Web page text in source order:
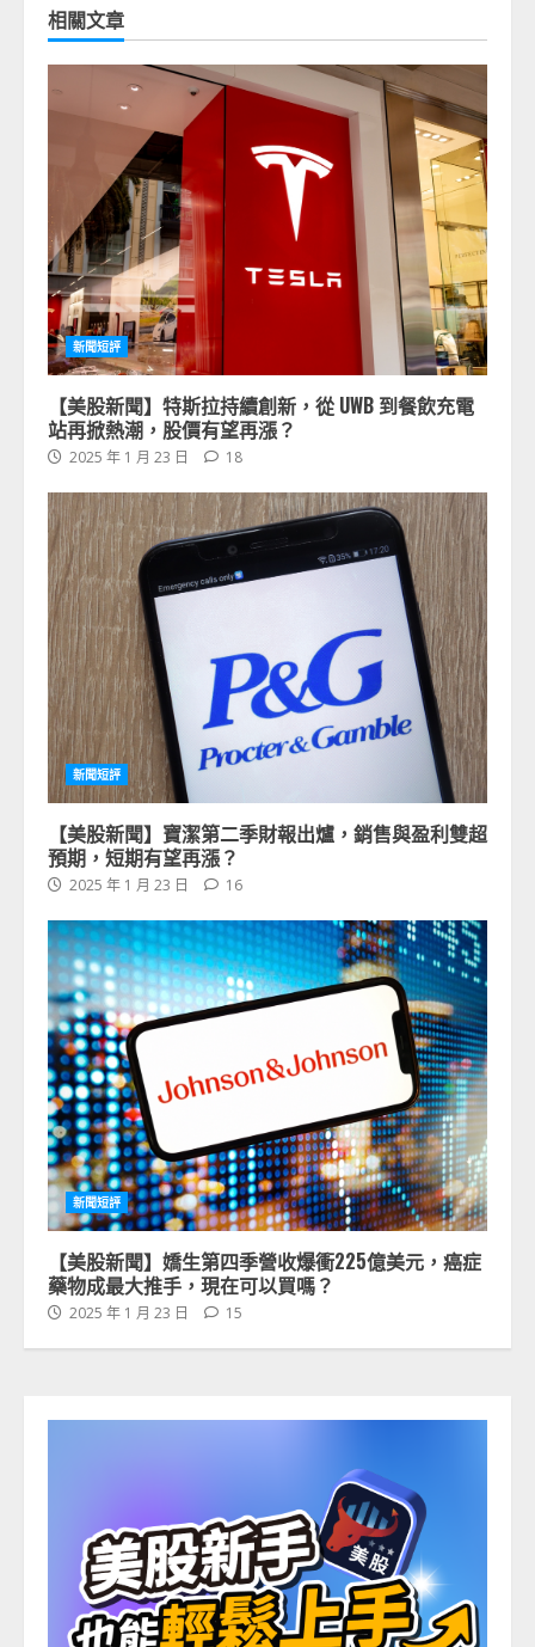
相關文章
新聞短評
【美股新聞】特斯拉持續創新，從 UWB 到餐飲充電
站再掀熱潮，股價有望再漲？
2025 年 1 月 23 日 18
新聞短評
【美股新聞】寶潔第二季財報出爐，銷售與盈利雙超
預期，短期有望再漲？
2025 年 1 月 23 日 16
新聞短評
【美股新聞】嬌生第四季營收爆衝225億美元，癌症
藥物成最大推手，現在可以買嗎？
2025 年 1 月 23 日 15